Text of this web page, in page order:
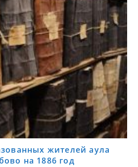
жителей аула
на 1886 год